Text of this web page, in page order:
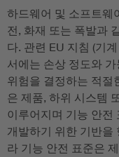
하드웨어 및 소프트웨
전, 화재 또는 폭발과
다. 관련 EU 지침 (기
서에는 손상 정도와
위험을 결정하는 적절
은 제품, 하위 시스템
이루어지며 기능 안전
개발하기 위한 기반을
라 기능 안전 표준은